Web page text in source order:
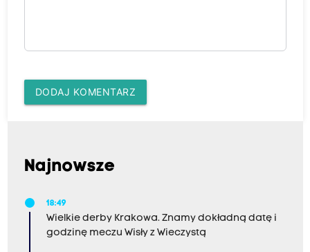
DODAJ KOMENTARZ
Najnowsze
18:49
Wielkie derby Krakowa. Znamy dokładną datę i
godzinę meczu Wisły z Wieczystą